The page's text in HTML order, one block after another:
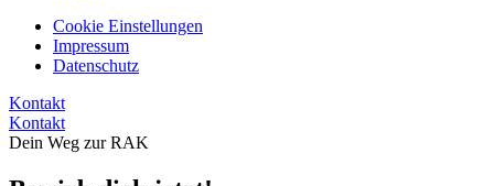
Cookie Einstellungen
Impressum
Datenschutz
Kontakt
Kontakt
Dein Weg zur RAK